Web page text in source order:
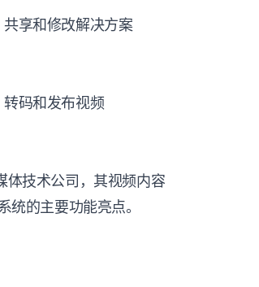
享和修改解决方案
码和发布视频
技术公司，其视频内容
的主要功能亮点。